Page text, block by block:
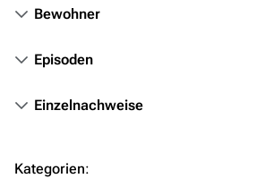
Hilfe
Letzte Änderungen
Bewohner
Episoden
Einzelnachweise
Kategorien: